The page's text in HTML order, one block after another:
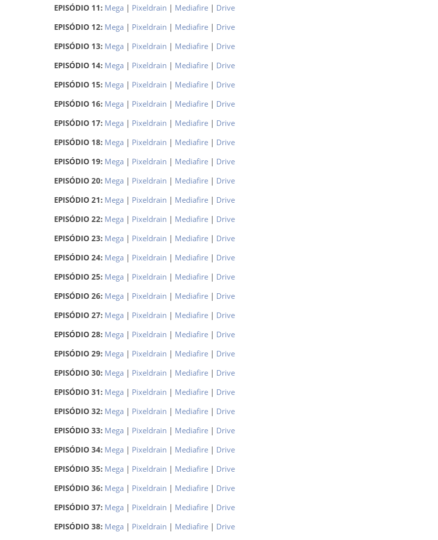
EPISÓDIO 11: Mega | Pixeldrain | Mediafire| Drive
EPISÓDIO 12: Mega | Pixeldrain | Mediafire| Drive
EPISÓDIO 13: Mega | Pixeldrain | Mediafire| Drive
EPISÓDIO 14: Mega | Pixeldrain | Mediafire| Drive
EPISÓDIO 15: Mega | Pixeldrain | Mediafire| Drive
EPISÓDIO 16: Mega | Pixeldrain | Mediafire| Drive
EPISÓDIO 17: Mega | Pixeldrain | Mediafire| Drive
EPISÓDIO 18: Mega | Pixeldrain | Mediafire| Drive
EPISÓDIO 19: Mega | Pixeldrain | Mediafire| Drive
EPISÓDIO 20: Mega | Pixeldrain | Mediafire| Drive
EPISÓDIO 21: Mega | Pixeldrain | Mediafire| Drive
EPISÓDIO 22: Mega | Pixeldrain | Mediafire| Drive
EPISÓDIO 23: Mega | Pixeldrain | Mediafire| Drive
EPISÓDIO 24: Mega | Pixeldrain | Mediafire| Drive
EPISÓDIO 25: Mega | Pixeldrain | Mediafire| Drive
EPISÓDIO 26: Mega | Pixeldrain | Mediafire| Drive
EPISÓDIO 27: Mega | Pixeldrain | Mediafire| Drive
EPISÓDIO 28: Mega | Pixeldrain | Mediafire| Drive
EPISÓDIO 29: Mega | Pixeldrain | Mediafire| Drive
EPISÓDIO 30: Mega | Pixeldrain | Mediafire| Drive
EPISÓDIO 31: Mega | Pixeldrain | Mediafire| Drive
EPISÓDIO 32: Mega | Pixeldrain | Mediafire| Drive
EPISÓDIO 33: Mega | Pixeldrain | Mediafire| Drive
EPISÓDIO 34: Mega | Pixeldrain | Mediafire| Drive
EPISÓDIO 35: Mega | Pixeldrain | Mediafire| Drive
EPISÓDIO 36: Mega | Pixeldrain | Mediafire| Drive
EPISÓDIO 37: Mega | Pixeldrain | Mediafire| Drive
EPISÓDIO 38: Mega | Pixeldrain | Mediafire| Drive